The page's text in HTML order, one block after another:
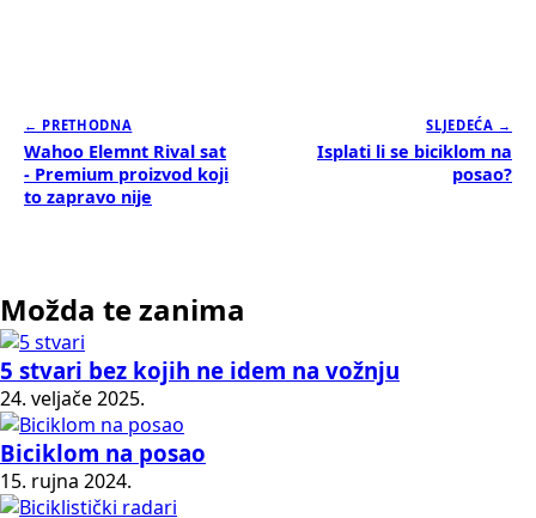
← PRETHODNA
Wahoo Elemnt Rival sat
- Premium proizvod koji
to zapravo nije
SLJEDEĆA →
Isplati li se biciklom na
posao?
Možda te zanima
5 stvari bez kojih ne idem na vožnju
24. veljače 2025.
Biciklom na posao
15. rujna 2024.